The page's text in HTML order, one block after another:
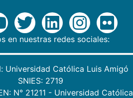
en nuestras redes sociales:
Universidad Católica Luis Amigó
SNIES: 2719
N° 21211 - Universidad Católica